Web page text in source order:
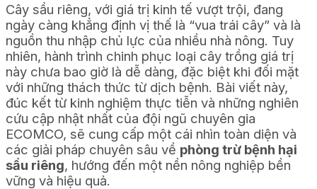
Cây sầu riêng, với giá trị kinh tế vượt trội, đang
ngày càng khẳng định vị thế là “vua trái cây” và là
nguồn thu nhập chủ lực của nhiều nhà nông. Tuy
nhiên, hành trình chinh phục loại cây trồng giá trị
này chưa bao giờ là dễ dàng, đặc biệt khi đối mặt
với những thách thức từ dịch bệnh. Bài viết này,
đúc kết từ kinh nghiệm thực tiễn và những nghiên
cứu cập nhật nhất của đội ngũ chuyên gia
ECOMCO, sẽ cung cấp một cái nhìn toàn diện và
các giải pháp chuyên sâu về phòng trừ bệnh hại
sầu riêng, hướng đến một nền nông nghiệp bền
vững và hiệu quả.